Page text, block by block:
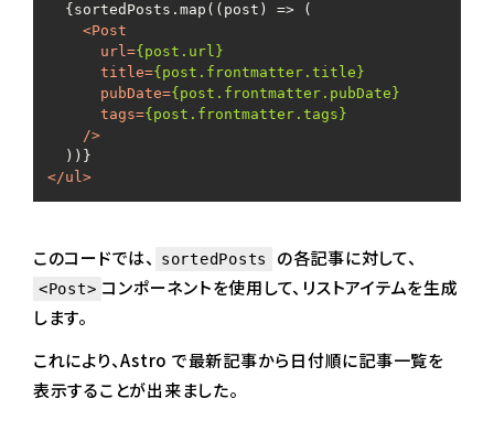
  {sortedPosts.map((post) => (
<Post
url={post.url}
title={post.frontmatter.title}
pubDate={post.frontmatter.pubDate}
tags={post.frontmatter.tags}
    />
</ul>
このコードでは、 sortedPosts の各記事に対して、
<Post> コンポーネントを使用して、リストアイテムを生成
します。
これにより、Astro で最新記事から日付順に記事一覧を
表示することが出来ました。